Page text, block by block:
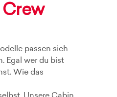
passen sich
Egal wer du bist
Wie das